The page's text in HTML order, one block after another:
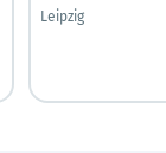
Leipzig